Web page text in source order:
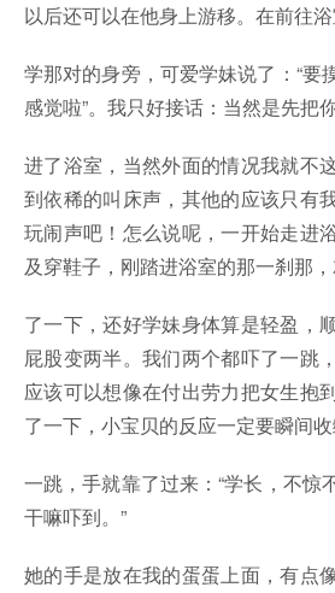
以后还可以在他身上游移。在前往
学那对的身旁，可爱学妹说了：“要
感觉啦”。我只好接话：当然是先把
进了浴室，当然外面的情况我就不
到依稀的叫床声，其他的应该只有
玩闹声吧！怎么说呢，一开始走进
及穿鞋子，刚踏进浴室的那一刹那
了一下，还好学妹身体算是轻盈，
屁股变两半。我们两个都吓了一跳
应该可以想像在付出劳力把女生抱
了一下，小宝贝的反应一定要瞬间
一跳，手就靠了过来：“学长，不惊
干嘛吓到。”
她的手是放在我的蛋蛋上面，有点